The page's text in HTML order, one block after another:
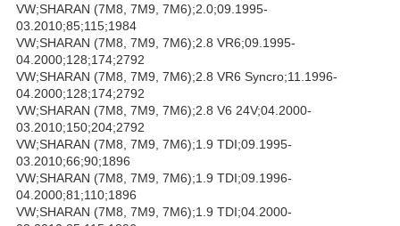
VW;SHARAN (7M8, 7M9, 7M6);2.0;09.1995-
03.2010;85;115;1984
VW;SHARAN (7M8, 7M9, 7M6);2.8 VR6;09.1995-
04.2000;128;174;2792
VW;SHARAN (7M8, 7M9, 7M6);2.8 VR6 Syncro;11.1996-
04.2000;128;174;2792
VW;SHARAN (7M8, 7M9, 7M6);2.8 V6 24V;04.2000-
03.2010;150;204;2792
VW;SHARAN (7M8, 7M9, 7M6);1.9 TDI;09.1995-
03.2010;66;90;1896
VW;SHARAN (7M8, 7M9, 7M6);1.9 TDI;09.1996-
04.2000;81;110;1896
VW;SHARAN (7M8, 7M9, 7M6);1.9 TDI;04.2000-